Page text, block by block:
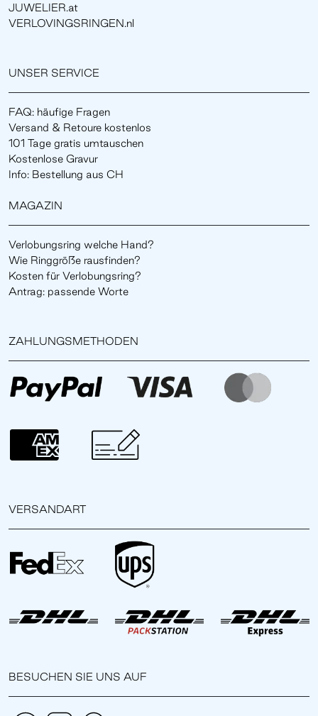
JUWELIER.at
VERLOVINGSRINGEN.nl
UNSER SERVICE
FAQ: häufige Fragen
Versand & Retoure kostenlos
101 Tage gratis umtauschen
Kostenlose Gravur
Info: Bestellung aus CH
MAGAZIN
Verlobungsring welche Hand?
Wie Ringgröße rausfinden?
Kosten für Verlobungsring?
Antrag: passende Worte
ZAHLUNGSMETHODEN
VERSANDART
BESUCHEN SIE UNS AUF